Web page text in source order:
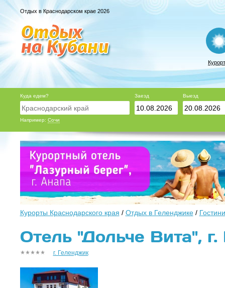
Отдых в Краснодарском крае 2026
Куда едем?
Например: Сочи
Заезд Выезд
Курорты Краснодарского края / Отдых в Геленджике/
Отель "Дольче Вита",
г. Геленджик